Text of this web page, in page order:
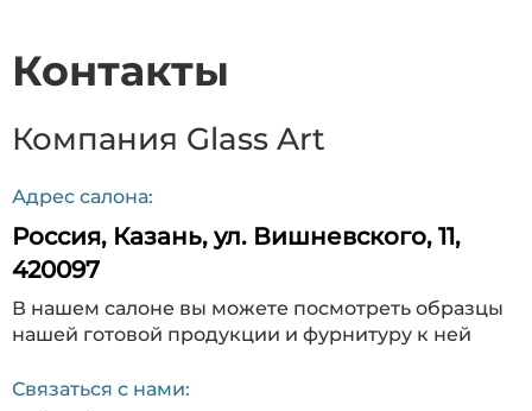
Контакты
Компания Glass Art
Адрес салона:
Россия, Казань, ул. Вишневского, 11,
420097
В нашем салоне вы можете посмотреть образцы
нашей готовой продукции и фурнитуру к ней
Связаться с нами: